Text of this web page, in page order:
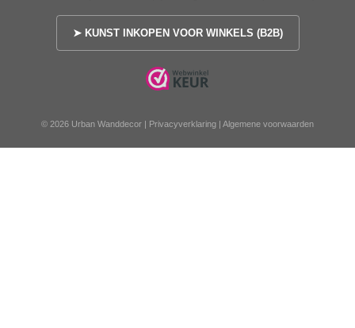
➤ KUNST INKOPEN VOOR WINKELS (B2B)
© 2026 Urban Wanddecor | Privacyverklaring | Algemene voorwaarden